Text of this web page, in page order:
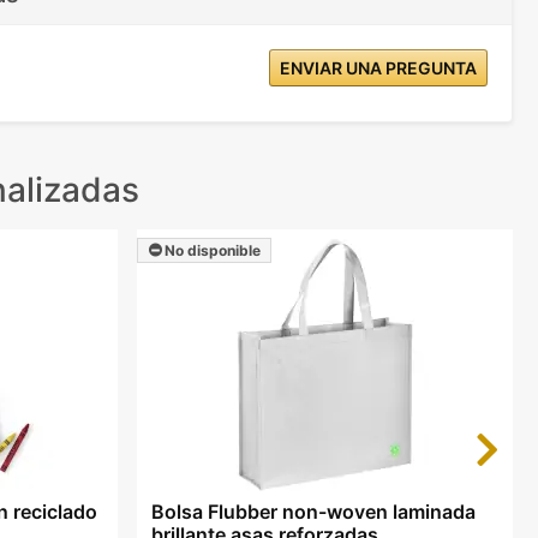
ENVIAR UNA PREGUNTA
reciclado
No disponible
Bolsa Flubber non-woven laminada
Next